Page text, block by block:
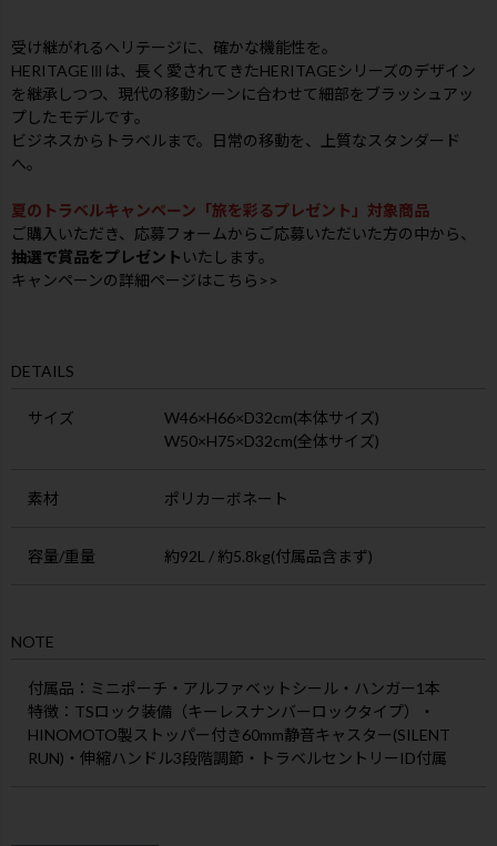
受け継がれるヘリテージに、確かな機能性を。
HERITAGEⅢは、長く愛されてきたHERITAGEシリーズのデザイン
を継承しつつ、現代の移動シーンに合わせて細部をブラッシュアッ
プしたモデルです。
ビジネスからトラベルまで。日常の移動を、上質なスタンダード
へ。
夏のトラベルキャンペーン「旅を彩るプレゼント」対象商品
ご購入いただき、応募フォームからご応募いただいた方の中から、
抽選で賞品をプレゼント いたします。
キャンペーンの詳細ページはこちら>>
DETAILS
サイズ
W46×H66×D32cm(本体サイズ)
W50×H75×D32cm(全体サイズ)
素材 ポリカーボネート
容量/重量 約92L / 約5.8kg(付属品含まず)
NOTE
付属品 ：ミニポーチ・アルファベットシール・ハンガー1本
特徴 ：TSロック装備（キーレスナンバーロックタイプ）・
HINOMOTO製ストッパー付き60mm静音キャスター(SILENT
RUN)・伸縮ハンドル3段階調節・トラベルセントリーID付属